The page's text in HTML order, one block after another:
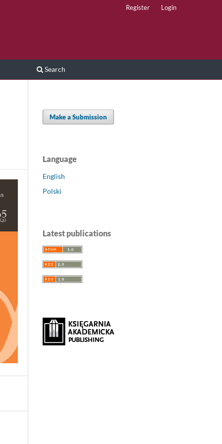
Search
Register Login
Make a Submission
Language
English
Polski
Latest publications